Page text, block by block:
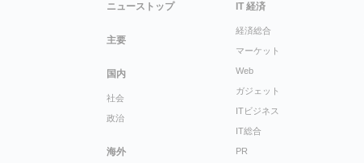
ニューストップ
主要
国内
社会
政治
海外
IT 経済
経済総合
マーケット
Web
ガジェット
ITビジネス
IT総合
PR